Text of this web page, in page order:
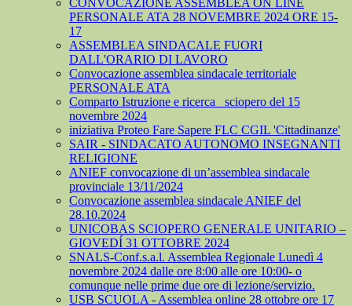
CONVOCAZIONE ASSEMBLEA ON LINE
PERSONALE ATA 28 NOVEMBRE 2024 ORE 15-
17
ASSEMBLEA SINDACALE FUORI
DALL'ORARIO DI LAVORO
Convocazione assemblea sindacale territoriale
PERSONALE ATA
Comparto Istruzione e ricerca_ sciopero del 15
novembre 2024
iniziativa Proteo Fare Sapere FLC CGIL 'Cittadinanze'
SAIR - SINDACATO AUTONOMO INSEGNANTI
RELIGIONE
ANIEF convocazione di un’assemblea sindacale
provinciale 13/11/2024
Convocazione assemblea sindacale ANIEF del
28.10.2024
UNICOBAS SCIOPERO GENERALE UNITARIO –
GIOVEDÍ 31 OTTOBRE 2024
SNALS-Conf.s.a.l. Assemblea Regionale Lunedì 4
novembre 2024 dalle ore 8:00 alle ore 10:00- o
comunque nelle prime due ore di lezione/servizio.
USB SCUOLA - Assemblea online 28 ottobre ore 17